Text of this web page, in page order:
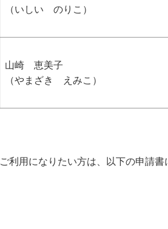
（いしい のりこ）
山崎 恵美子
（やまざき えみこ）
ご利用になりたい方は、以下の申請書